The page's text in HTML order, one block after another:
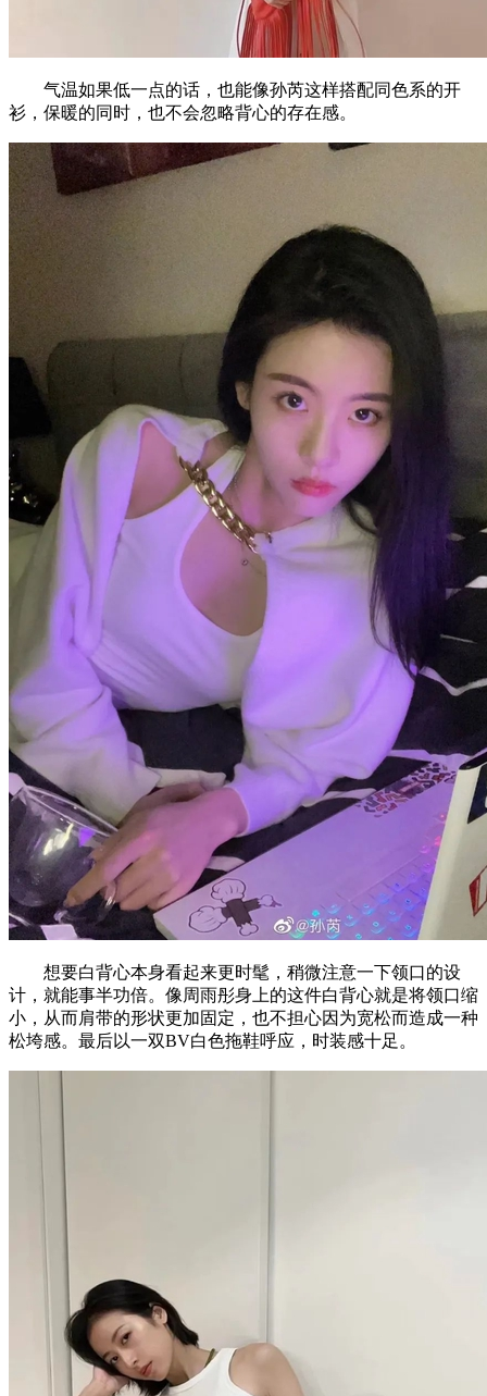
气温如果低一点的话，也能像孙芮这样搭配同色系的开
衫，保暖的同时，也不会忽略背心的存在感。
想要白背心本身看起来更时髦，稍微注意一下领口的设
计，就能事半功倍。像周雨彤身上的这件白背心就是将领口缩
小，从而肩带的形状更加固定，也不担心因为宽松而造成一种
松垮感。最后以一双BV白色拖鞋呼应，时装感十足。